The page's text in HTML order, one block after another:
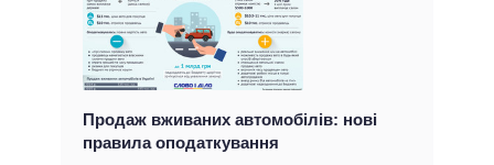
Продаж вживаних автомобілів: нові
правила оподаткування